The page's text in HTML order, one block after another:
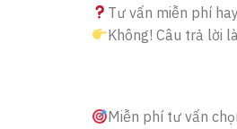
Tư vấn miễn phí
Không! Câu trả lời
Miễn phí tư vấn